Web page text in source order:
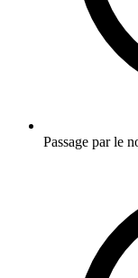
Passage par le